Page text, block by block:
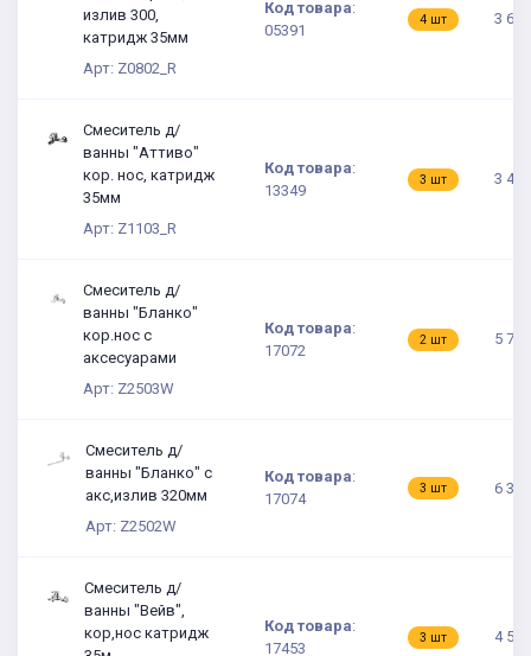
излив 300,
катридж 35мм
Арт: Z0802_R
Код товара:
05391
4 шт 3
Смеситель д/
ванны "Аттиво"
кор. нос, катридж
35мм
Арт: Z1103_R
Код товара:
13349
3 шт 3
Смеситель д/
ванны "Бланко"
кор.нос с
аксесуарами
Арт: Z2503W
Код товара:
17072
2 шт 5
Смеситель д/
ванны "Бланко" с
акс,излив 320мм
Арт: Z2502W
Код товара:
17074
3 шт 6
Смеситель д/
ванны "Вейв",
кор,нос катридж
Код товара:
17453
3 шт 4